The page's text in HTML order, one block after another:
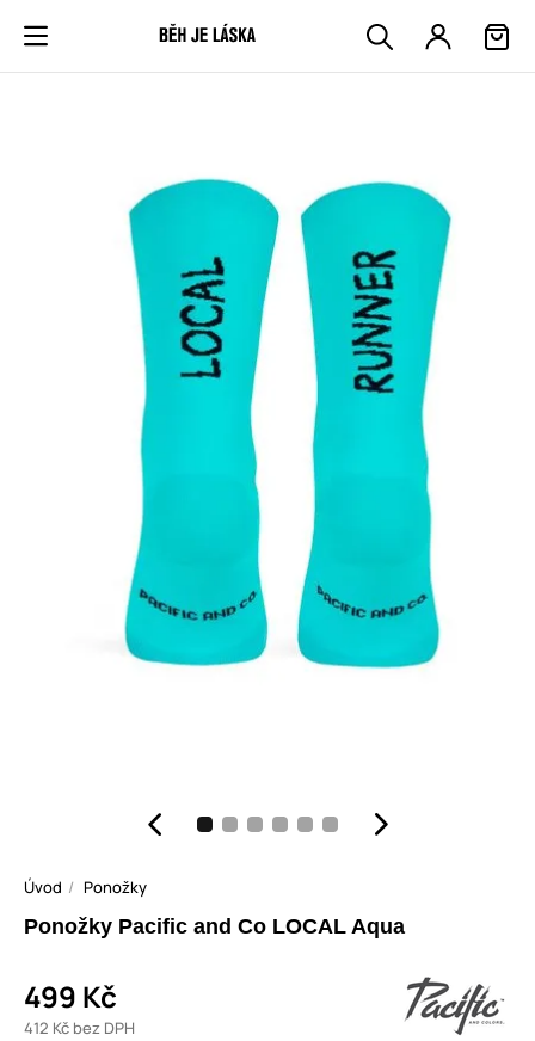
Úvod Ponožky
Ponožky Pacific and Co LOCAL Aqua
499 Kč
412 Kč bez DPH